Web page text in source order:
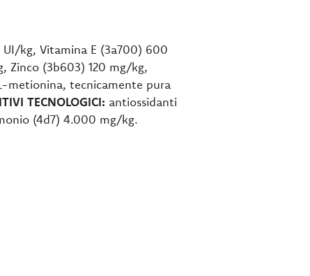
UI/kg, Vitamina E (3a700) 600
Zinco (3b603) 120 mg/kg,
metionina, tecnicamente pura
TECNOLOGICI: antiossidanti
(4d7) 4.000 mg/kg.